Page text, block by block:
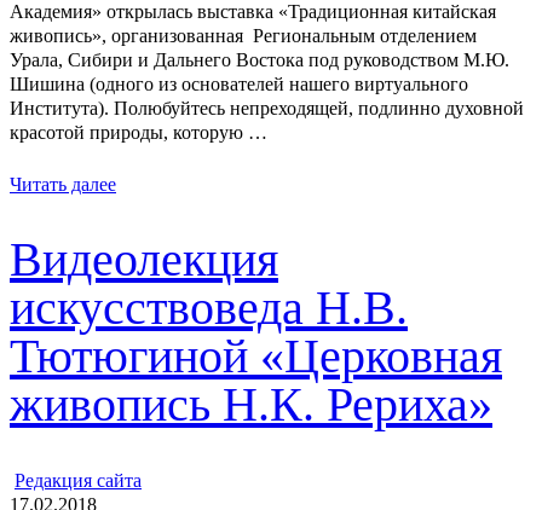
Академия» открылась выставка «Традиционная китайская
живопись», организованная Региональным отделением
Урала, Сибири и Дальнего Востока под руководством М.Ю.
Шишина (одного из основателей нашего виртуального
Института). Полюбуйтесь непреходящей, подлинно духовной
красотой природы, которую …
Читать далее
Видеолекция
искусствоведа Н.В.
Тютюгиной «Церковная
живопись Н.К. Рериха»
Редакция cайта
17.02.2018